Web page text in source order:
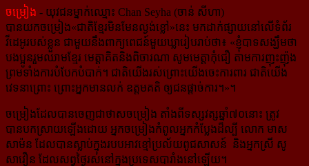
ចម្រៀង - យុវជនម្នាក់ឈ្មោះ Chan Seyha (ចាន់ សីហា)
បានយកចម្រៀង«ជាតិខ្មែរមិនមែនល្ងង់ខ្លៅ»នេះ មក​ដាក់​ផ្សាយនៅ​លើ​ទំព័រ
វីដេអូរបស់ខ្លួន ជាមួយនឹងពាក្យពេជន៍មួយឃ្លារៀបរាប់ថា៖ «ខ្ញុំបាទសង្ឃឹមថា
បងប្អូនរួមឈាមខ្មែរ មេត្តា​គិត​និងពិចារណា សូមមេត្តាកុំជឿ តាមការញុះញ៉ុង
ព្រមទាំងការបំបែកបំបាក់។ ជាតិយើងរស់ព្រោះយើង​ចេះ​ការពារ ជាតិ​យើង
វេទនាព្រោះ ព្រោះអ្នកមានលក់ ឧត្តមគតិ ឲ្យជនផ្តាច់ការ។»។
ចម្រៀងដែលបានចេញជាថាសចម្រៀង តាំងពីទស្សវត្សឆ្នាំ៧០នោះ ត្រូវ
បានបក​ស្រាយ​ឡើងដោយ អ្នកចម្រៀង​កំពូលអ្នកកំប្លែងដ៏ល្បី លោក មាស
សាម៉ន ដែលបានស្លាប់ក្នុងរបបអាវខ្មៅប្រល័យពូជសាសន៍ និងអ្នកស្រី សូ
សាវឿន ដែលសព្វថ្ងៃរស់នៅក្នុងប្រទេសបារាំងនៅឡើយ។